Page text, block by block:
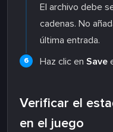
El archivo debe
cadenas. No
última entrada.
Haz clic en Save
Verificar el
en el juego